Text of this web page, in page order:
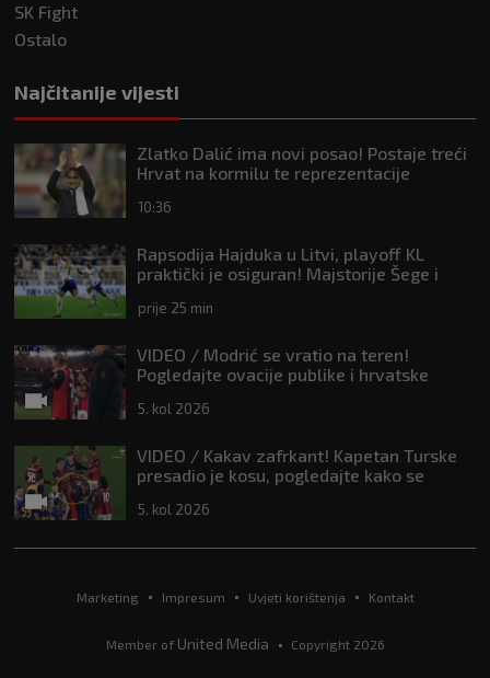
SK Fight
Ostalo
Najčitanije vijesti
Zlatko Dalić ima novi posao! Postaje treći
Hrvat na kormilu te reprezentacije
10:36
Rapsodija Hajduka u Litvi, playoff KL
praktički je osiguran! Majstorije Šege i
prije 25 min
VIDEO / Modrić se vratio na teren!
Pogledajte ovacije publike i hrvatske
5. kol 2026
VIDEO / Kakav zafrkant! Kapetan Turske
presadio je kosu, pogledajte kako se
5. kol 2026
Marketing Impresum Uvjeti korištenja Kontakt
Member of United Media Copyright 2026